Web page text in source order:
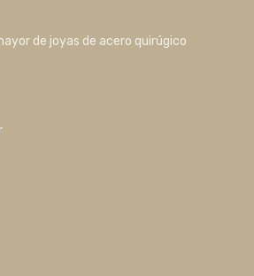
de joyas de acero quirúgico